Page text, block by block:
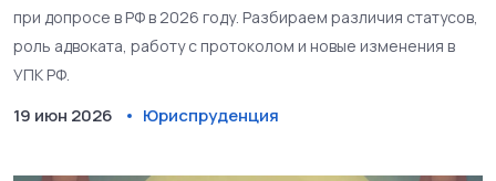
при допросе в РФ в 2026 году. Разбираем различия статусов,
роль адвоката, работу с протоколом и новые изменения в
УПК РФ.
19 июн 2026 Юриспруденция